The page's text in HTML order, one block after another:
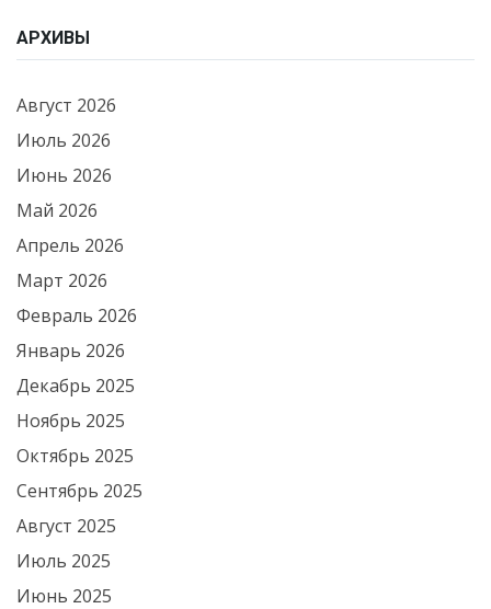
АРХИВЫ
Август 2026
Июль 2026
Июнь 2026
Май 2026
Апрель 2026
Март 2026
Февраль 2026
Январь 2026
Декабрь 2025
Ноябрь 2025
Октябрь 2025
Сентябрь 2025
Август 2025
Июль 2025
Июнь 2025